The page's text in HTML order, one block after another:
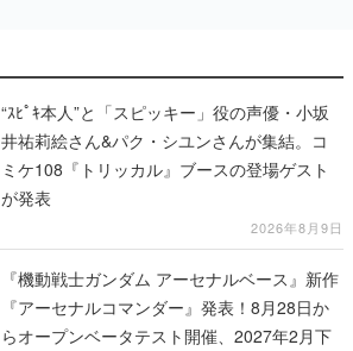
“ｽﾋﾟｷ本人”と「スピッキー」役の声優・小坂
井祐莉絵さん&パク・シユンさんが集結。コ
ミケ108『トリッカル』ブースの登場ゲスト
が発表
2026年8月9日
『機動戦士ガンダム アーセナルベース』新作
『アーセナルコマンダー』発表！8月28日か
らオープンベータテスト開催、2027年2月下